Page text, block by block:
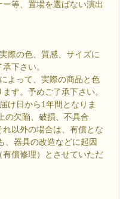
等、置場を選ばない演出
際の色、質感、サイズに
下さい。
よって、実際の商品と色
す。予めご了承下さい。
け日から1年間となりま
の欠陥、破損、不具合
以外の場合は、有償とな
、器具の改造などに起因
償修理）とさせていただ